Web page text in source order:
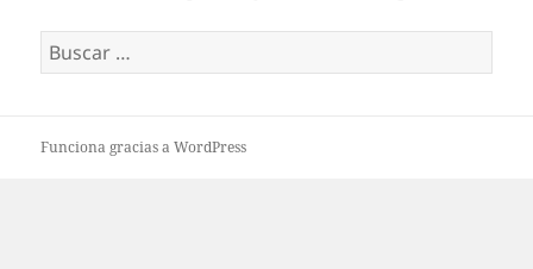
Buscar:
Funciona gracias a WordPress